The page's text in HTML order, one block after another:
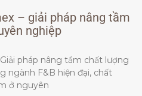
– giải pháp nâng tầm
nghiệp
pháp nâng tầm chất lượng
ngành F&B hiện đại, chất
ở nguyên